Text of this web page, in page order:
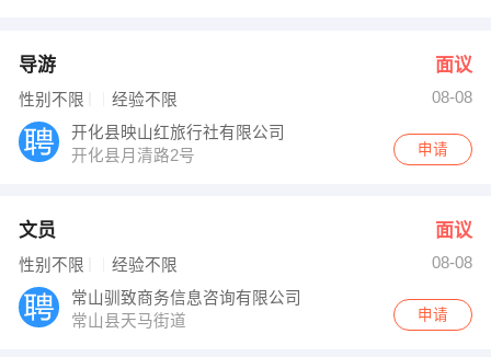
导游 面议
性别不限 经验不限
08-08
开化县映山红旅行社有限公司
开化县月清路2号
申请
文员 面议
性别不限 经验不限
08-08
常山驯致商务信息咨询有限公司
常山县天马街道
申请